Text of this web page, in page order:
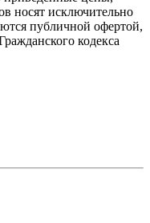
носят исключительно
публичной офертой,
кодекса